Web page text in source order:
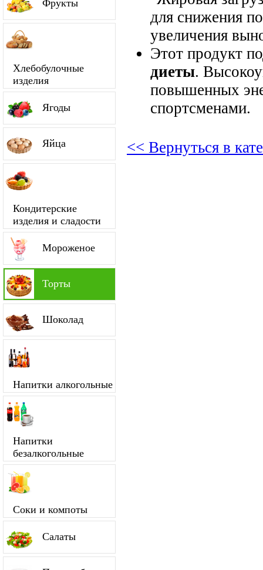
Фрукты
Хлебобулочные
изделия
Ягоды
Яйца
Кондитерские
изделия и сладости
Мороженое
Торты
Шоколад
Напитки алкогольные
Напитки
безалкогольные
Соки и компоты
Салаты
для снижения
увеличения
Этот продукт
диеты.
повышенных
спортсменами.
<< Вернуться в